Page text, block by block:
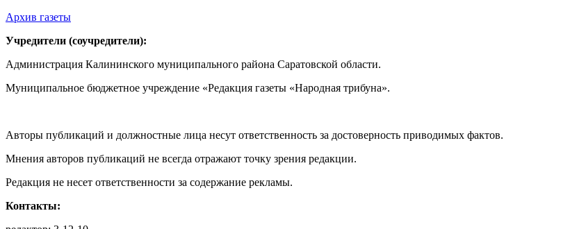
Архив газеты
Учредители (соучредители):
Администрация Калининского муниципального района Саратовской области.
Муниципальное бюджетное учреждение «Редакция газеты «Народная трибуна».
Авторы публикаций и должностные лица несут ответственность за достоверность приводимых фактов.
Мнения авторов публикаций не всегда отражают точку зрения редакции.
Редакция не несет ответственности за содержание рекламы.
Контакты: